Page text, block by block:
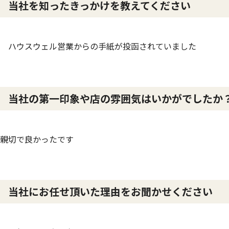
当社を知ったきっかけを教えてください
ハウスウェル営業からの手紙が投函されていました
当社の第一印象や店の雰囲気はいかがでした
親切で良かったです
当社にお任せ頂いた理由をお聞かせください